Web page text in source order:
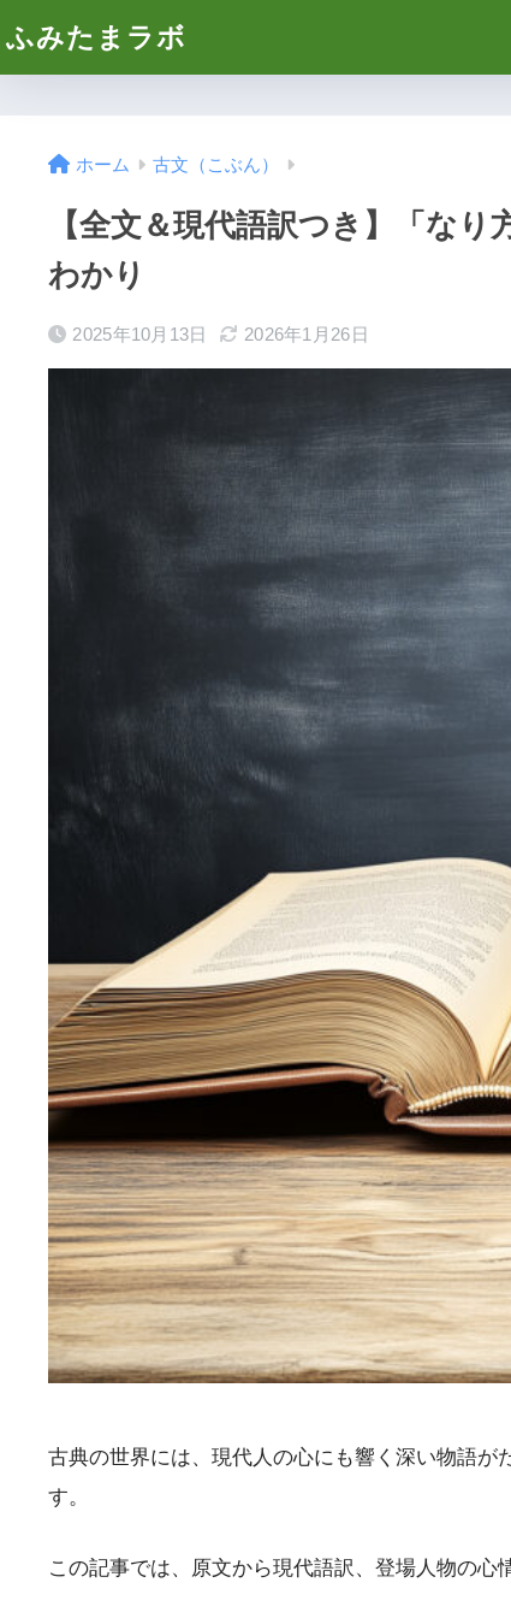
ふみたまラボ
ホーム 古文（こぶん）
【全文＆現代語訳つき】「な
わかり
2025年10月13日 2026年1月26日
古典の世界には、現代人の心にも響く深い物語が
す。
この記事では、原文から現代語訳、登場人物の心